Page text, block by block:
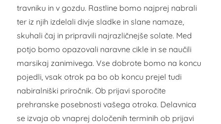
travniku in v gozdu. Rastline bomo najprej nabrali
ter iz njih izdelali divje sladke in slane namaze,
skuhali čaj in pripravili najrazličnejše solate. Med
potjo bomo opazovali naravne cikle in se naučili
marsikaj zanimivega. Vse dobrote bomo na koncu
pojedli, vsak otrok pa bo ob koncu prejel tudi
nabiralniški priročnik. Ob prijavi sporočite
prehranske posebnosti vašega otroka. Delavnica
se izvaja ob vnaprej določenih terminih ob prijavi